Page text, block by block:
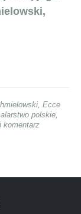
, Ecce
polskie,
komentarz